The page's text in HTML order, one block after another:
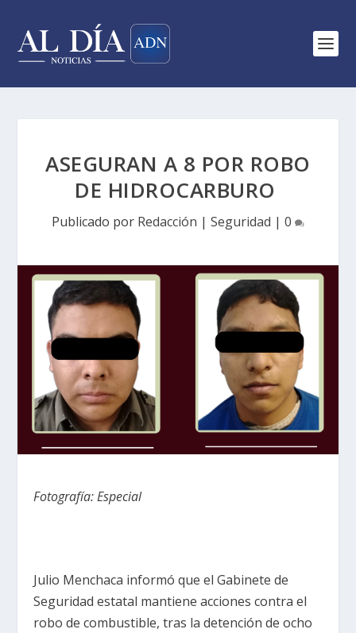
ASEGURAN A 8 POR ROBO
DE HIDROCARBURO
Publicado por Redacción | Seguridad | 0
Fotografía: Especial
Julio Menchaca informó que el Gabinete de
Seguridad estatal mantiene acciones contra el
robo de combustible, tras la detención de ocho